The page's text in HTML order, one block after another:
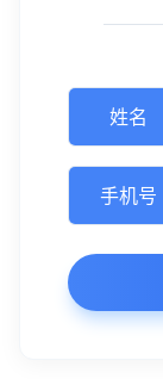
姓名
手机号